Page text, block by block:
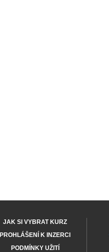
JAK SI VYBRAT KURZ
PROHLÁŠENÍ K INZERCI
PODMÍNKY UŽITÍ